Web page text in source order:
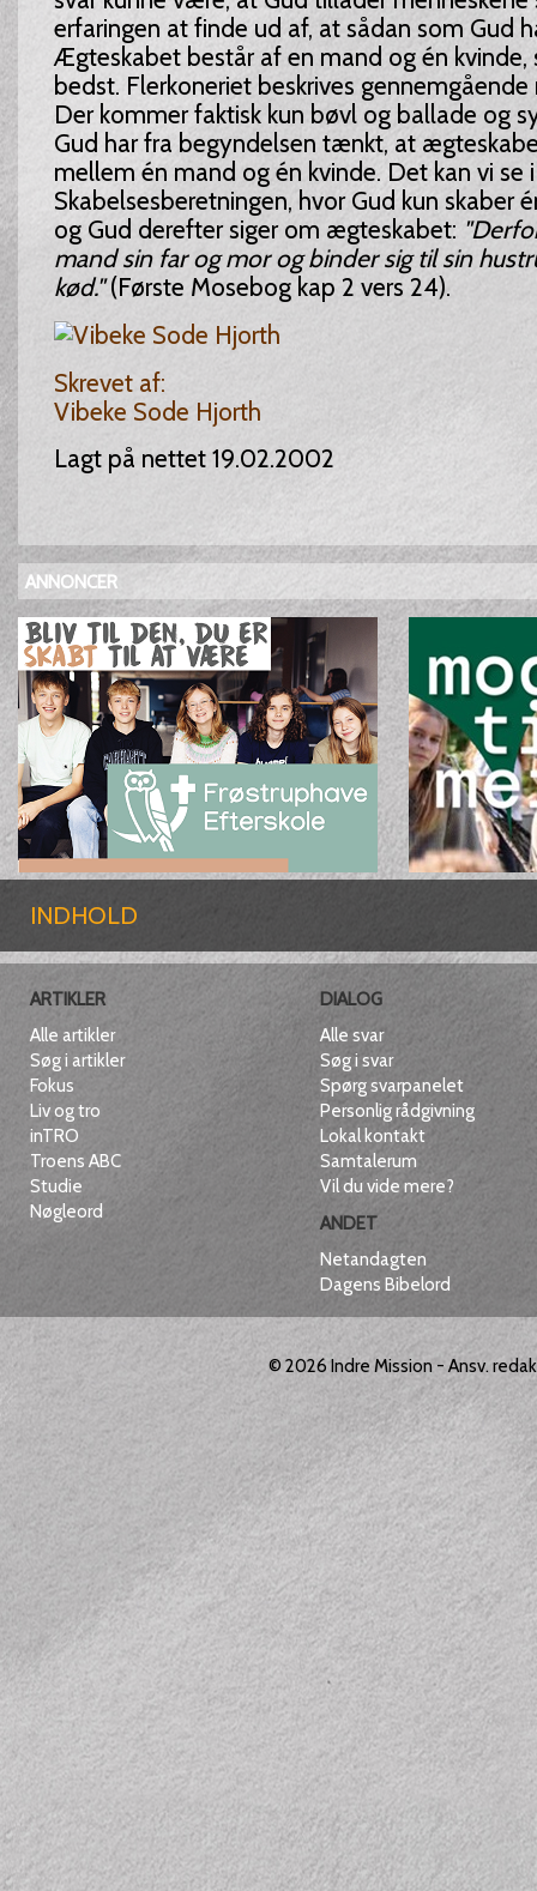
erfaringen at finde ud af, at sådan som Gud
Ægteskabet består af en mand og én kvinde,
bedst. Flerkoneriet beskrives
Der kommer faktisk kun bøvl og ballade og
Gud har fra begyndelsen tænkt, at
mellem én mand og én kvinde. Det kan vi se i
Skabelsesberetningen, hvor Gud kun skaber
og Gud derefter siger om ægteskabet:
mand sin far og mor og binder sig til sin
kød."(Første Mosebog kap 2 vers 24).
Skrevet af:
Vibeke Sode Hjorth
Lagt på nettet 19.02.2002
ANNONCER
INDHOLD
ARTIKLER
Alle artikler
Søg i artikler
Fokus
Liv og tro
inTRO
Troens ABC
Studie
Nøgleord
DIALOG
Alle svar
Søg i svar
Spørg svarpanelet
Personlig rådgivning
Lokal kontakt
Samtalerum
Vil du vide mere?
ANDET
Netandagten
Dagens Bibelord
© 2026 Indre Mission - Ansv.